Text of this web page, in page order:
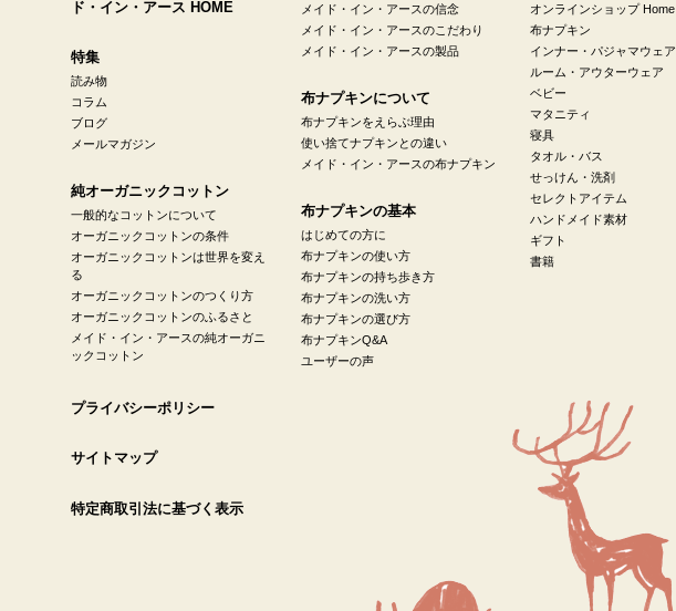
ド・イン・アース HOME
特集
読み物
コラム
ブログ
メールマガジン
純オーガニックコットン
一般的なコットンについて
オーガニックコットンの条件
オーガニックコットンは世界を変え
る
オーガニックコットンのつくり方
オーガニックコットンのふるさと
メイド・イン・アースの純オーガニ
ックコットン
メイド・イン・アースの信念
メイド・イン・アースのこだわり
メイド・イン・アースの製品
布ナプキンについて
布ナプキンをえらぶ理由
使い捨てナプキンとの違い
メイド・イン・アースの布ナプキン
布ナプキンの基本
はじめての方に
布ナプキンの使い方
布ナプキンの持ち歩き方
布ナプキンの洗い方
布ナプキンの選び方
布ナプキンQ&A
ユーザーの声
オンラインショップ Home
布ナプキン
インナー・パジャマウェア
ルーム・アウターウェア
ベビー
マタニティ
寝具
タオル・バス
せっけん・洗剤
セレクトアイテム
ハンドメイド素材
ギフト
書籍
プライバシーポリシー
サイトマップ
特定商取引法に基づく表示